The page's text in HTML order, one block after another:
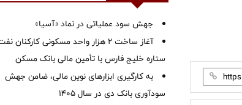
جهش سود عملیاتی در نماد «آسیا»
آغاز ساخت ۲ هزار واحد مسکونی کارکنان
ستاره خلیج فارس با تأمین مالی بانک مسکن
به کارگیری ابزارهای نوین مالی، ضامن جهش
سودآوری بانک دی در سال 1405